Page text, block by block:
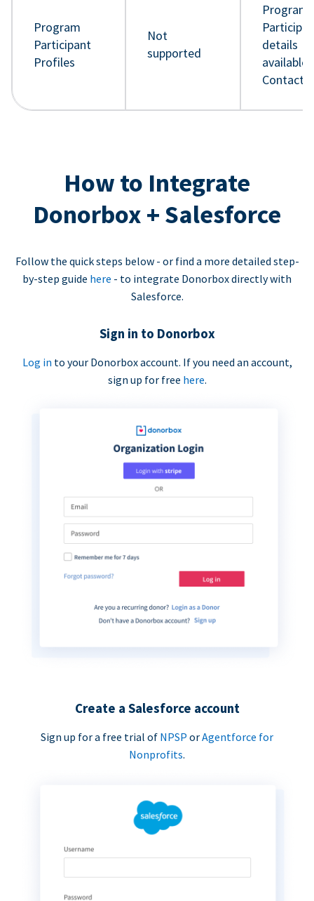
Program
Participant
Profiles
Not
supported
Program
details
available
Contact
How to Integrate
Donorbox + Salesforce
Follow the quick steps below - or find a more detailed step-
by-step guide here - to integrate Donorbox directly with
Salesforce.
Sign in to Donorbox
Log in to your Donorbox account. If you need an account,
sign up for free here.
Create a Salesforce account
Sign up for a free trial of NPSP orAgentforce for
Nonprofits.